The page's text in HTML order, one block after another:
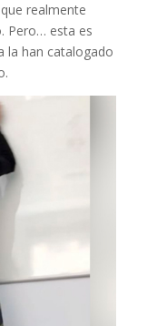
realmente
Pero… esta es
la han catalogado